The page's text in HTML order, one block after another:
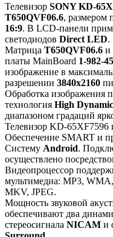
Телевизор SONY KD-
T650QVF06.6, размером
16:9. В LCD-панели
светодиодов Direct LED.
Матрица T650QVF06.6 и
платы MainBoard 1-982-
изображение в
разрешении 3840x2160
Обработка изображения
технология High
диапазоном градаций
Телевизор KD-65XF7596
Обеспечение SMART и
Систему Android.
осуществлено
Видеопроцессор
мультимедиа: MP3,
MKV, JPEG.
Мощность звуковой
обеспечивают два
стереосигнала NICAM и